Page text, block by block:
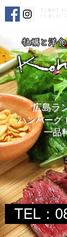
【ご案内】イ
くしました。
広島ラ
ハンバーグ​
一品
TEL：